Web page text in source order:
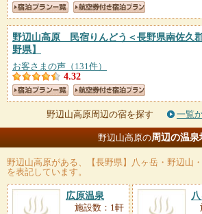
野辺山高原 民宿りんどう＜長野県南佐久
野県】
お客さまの声（131件）
4.32
野辺山高原周辺の宿を探す 一覧
野辺山高原の周辺の温泉
野辺山高原がある、【長野県】八ヶ岳・野辺山
を表記しています。
広原温泉
施設数：1軒